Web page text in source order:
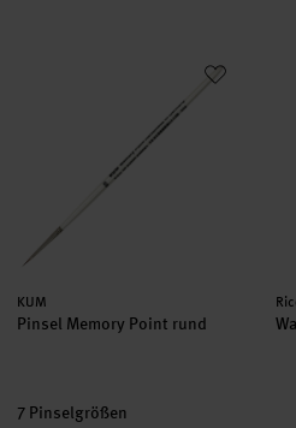
Pinsel Memory Point rund
Hersteller:
KUM
Pinsel Memory Point rund
7 Pinselgrößen